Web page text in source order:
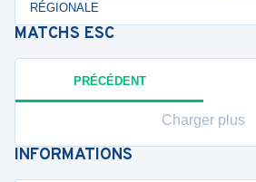
RÉGIONALE
MATCHS ESC
PRÉCÉDENT
Charger plus
INFORMATIONS